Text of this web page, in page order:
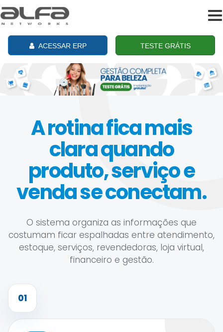
ACESSAR ERP TESTE GRÁTIS
A rotina fica mais
clara quando
produto, serviço e
venda se conectam.
O sistema organiza as informações que
costumam ficar espalhadas entre atendimento,
estoque, serviços, revendedoras, loja virtual,
financeiro e gestão.
01